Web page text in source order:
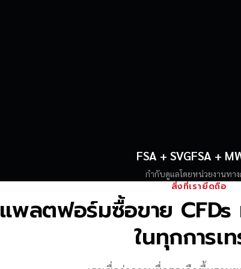
FSA + SVGFSA +
กำกับดูแลโดยหน่วยงานทาง
สิ่งที่เรายึดถือ
แพลตฟอร์มซื้อขาย
ในทุกการเ